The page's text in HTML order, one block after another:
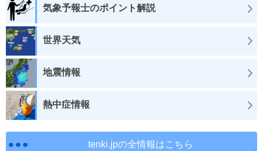
気象予報士のポイント解説
世界天気
地震情報
熱中症情報
tenki.jpの全情報はこちら